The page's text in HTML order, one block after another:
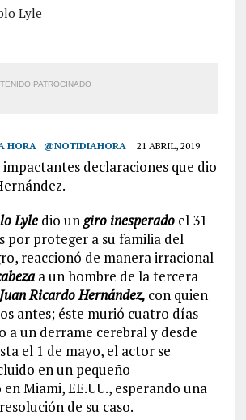
Lyle
PATROCINADO
HORA | @NOTIDIAHORA 21 ABRIL, 2019
impactantes declaraciones que dio
Lyle dio ungiro inesperadoel 31
por proteger a su familia del
reaccionó de manera irracional
a un hombre de la tercera
Juan Ricardo Hernández, con quien
antes; éste murió cuatro días
a un derrame cerebral y desde
el 1 de mayo, el actor se
en un pequeño
Miami, EE.UU., esperando una
de su caso.